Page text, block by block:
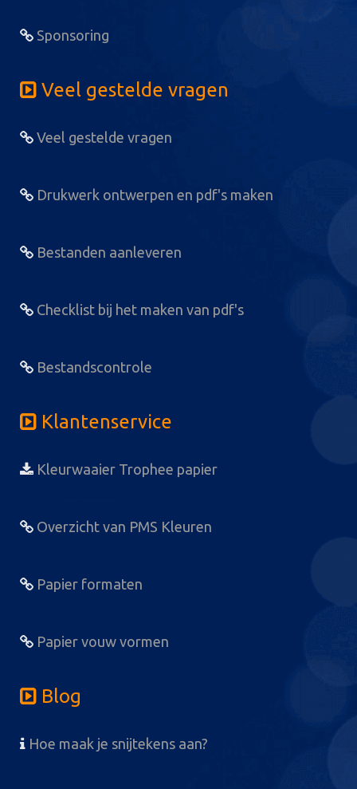
Sponsoring
Veel gestelde vragen
Veel gestelde vragen
Drukwerk ontwerpen en pdf's maken
Bestanden aanleveren
Checklist bij het maken van pdf's
Bestandscontrole
Klantenservice
Kleurwaaier Trophee papier
Overzicht van PMS Kleuren
Papier formaten
Papier vouw vormen
Blog
Hoe maak je snijtekens aan?